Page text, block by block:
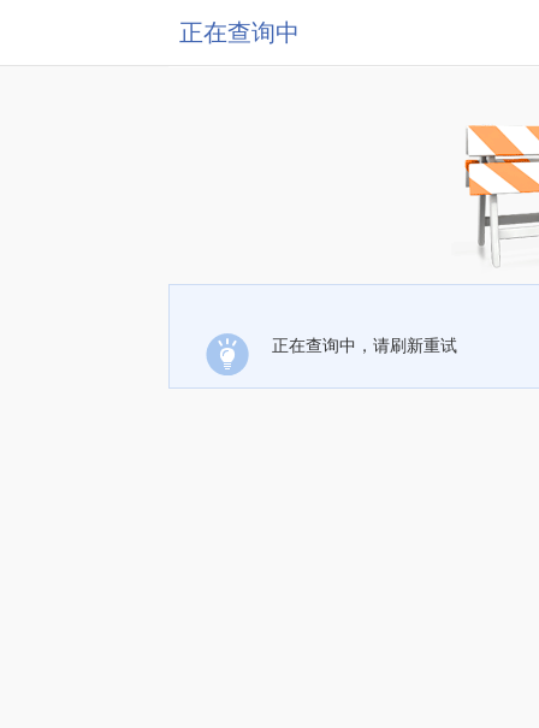
正在查询中
正在查询中，请刷新重试